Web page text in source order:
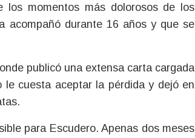
los momentos más dolorosos de los
acompañó durante 16 años y que se
publicó una extensa carta cargada
cuesta aceptar la pérdida y dejó en
para Escudero. Apenas dos meses